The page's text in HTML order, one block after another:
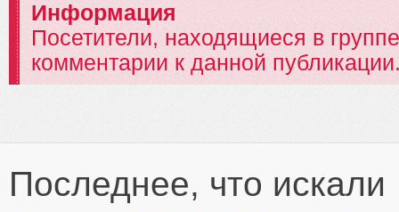
Информация
Посетители, находящиеся в
комментарии к данной
Последнее, что искали